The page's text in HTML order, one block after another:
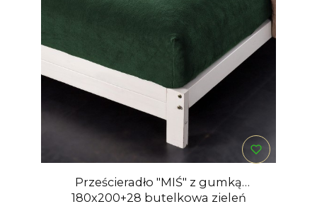
Prześcieradło "MIŚ" z gumką
180x200+28 butelkowa zieleń